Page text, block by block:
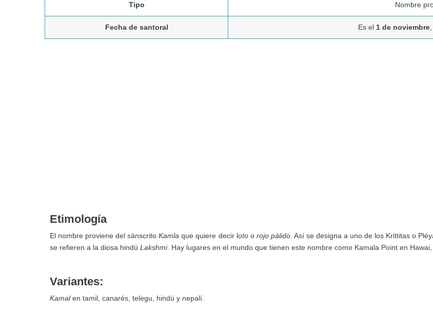
Tipo Nombre
Fecha de santoral Es el 1 de noviembre,
Etimología
El nombre proviene del sánscritoKamla que quiere decir loto o rojo pálido. Así se designa a uno de los Krittitas o
se refieren a la diosa hindú Lakshmi. Hay lugares en el mundo que tienen este nombre como Kamala Point en
Variantes:
Kamalen tamil, canarés, telegu, hindú y nepalí.